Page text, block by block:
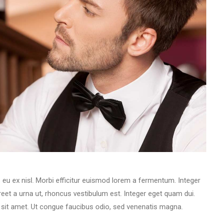
ex nisl. Morbi efficitur euismod lorem a fermentum. Integer
a urna ut, rhoncus vestibulum est. Integer eget quam dui.
amet. Ut congue faucibus odio, sed venenatis magna.